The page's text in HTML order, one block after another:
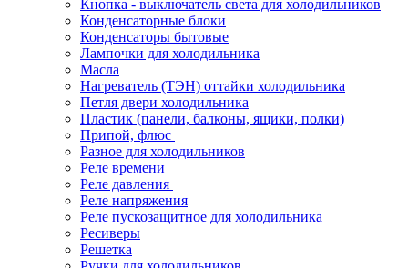
Кнопка - выключатель света для холодильников
Конденсаторные блоки
Конденсаторы бытовые
Лампочки для холодильника
Масла
Нагреватель (ТЭН) оттайки холодильника
Петля двери холодильника
Пластик (панели, балконы, ящики, полки)
Припой, флюс
Разное для холодильников
Реле времени
Реле давления
Реле напряжения
Реле пускозащитное для холодильника
Ресиверы
Решетка